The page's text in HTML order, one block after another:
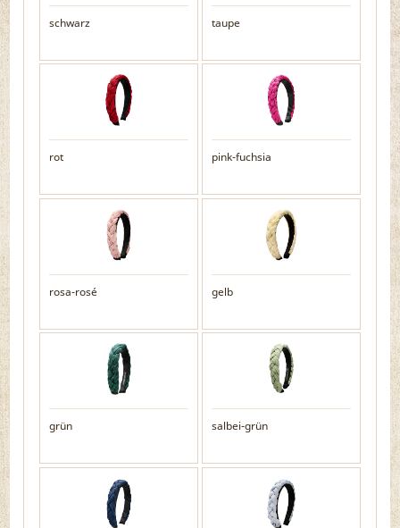
schwarz taupe
rot pink-fuchsia
rosa-rosé gelb
grün salbei-grün